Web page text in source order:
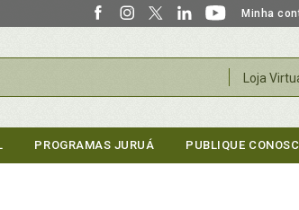
Minha
Loja
PROGRAMAS JURUÁ PUBLIQUE